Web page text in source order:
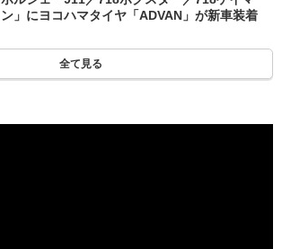
ン」にヨコハマタイヤ「ADVAN」が新車装着
全て見る